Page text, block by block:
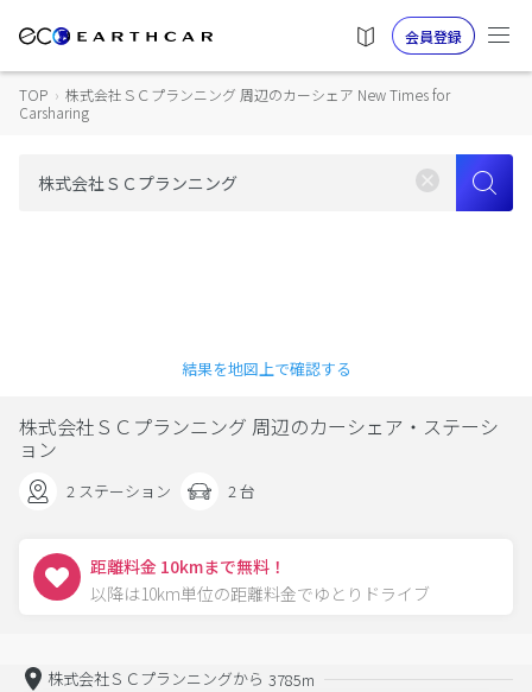
会員登録
TOP › 株式会社ＳＣプランニング 周辺のカーシェア New Times for
Carsharing
結果を地図上で確認する
株式会社ＳＣプランニング 周辺のカーシェア・ステーシ
ョン
2 ステーション 2 台
距離料金 10kmまで無料！
以降は10km単位の距離料金でゆとりドライブ
株式会社ＳＣプランニングから 3785m